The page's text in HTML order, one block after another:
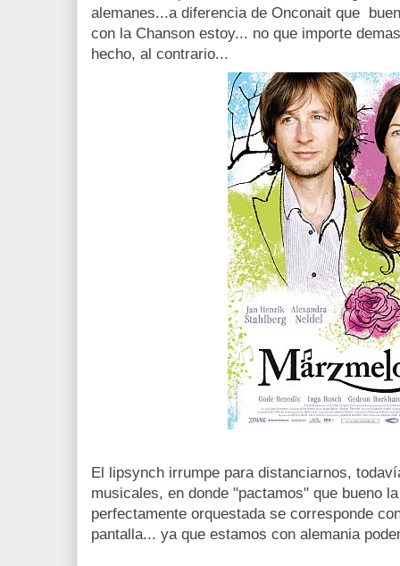
alemanes...a diferencia de Onconait que
con la Chanson estoy... no que importe
hecho, al contrario...
El lipsynch irrumpe para distanciarnos,
musicales, en donde "pactamos" que bueno
perfectamente orquestada se corresponde
pantalla... ya que estamos con alemania